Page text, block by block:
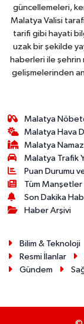
güncellemeleri,
Malatya Valisi
tarifi gibi hayati
uzak bir şekilde
haberleri ile şehrin
gelişmelerinden
Malatya
Malatya Hava
Malatya
Malatya Trafik
Puan Durumu
Tüm Manşetler
Son Dakika
Haber Arşivi
Bilim & Teknoloji
Resmi İlanlar
Gündem